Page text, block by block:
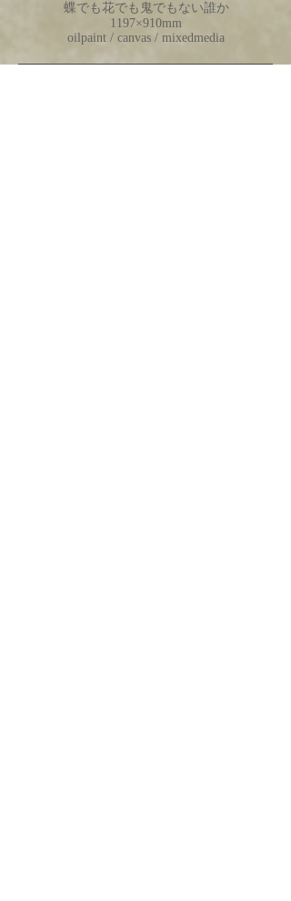
蝶でも花でも鬼でもない誰か
1197×910mm
oilpaint / canvas / mixedmedia